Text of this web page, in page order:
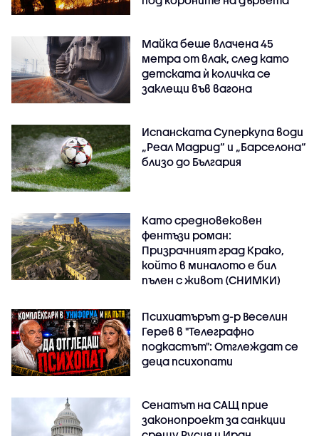
Майка беше влачена 45
метра от влак, след като
детската ѝ количка се
заклещи във вагона
Испанската Суперкупа води
„Реал Мадрид“ и „Барселона“
близо до България
Като средновековен
фентъзи роман:
Призрачният град Крако,
който в миналото е бил
пълен с живот (СНИМКИ)
Психиатърът д-р Веселин
Герев в "Телеграфно
подкастът": Отглеждат се
деца психопати
Сенатът на САЩ прие
законопроект за санкции